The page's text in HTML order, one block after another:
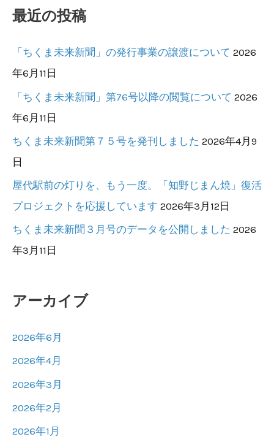
最近の投稿
「ちくま未来新聞」の発行事業の譲渡について 2026
年6月11日
「ちくま未来新聞」第76号以降の閲覧について 2026
年6月11日
ちくま未来新聞第７５号を発刊しました 2026年4月9
日
屋代駅前の灯りを、もう一度。「知野じまん焼」復活
プロジェクトを応援しています 2026年3月12日
ちくま未来新聞３月号のデータを公開しました 2026
年3月11日
アーカイブ
2026年6月
2026年4月
2026年3月
2026年2月
2026年1月